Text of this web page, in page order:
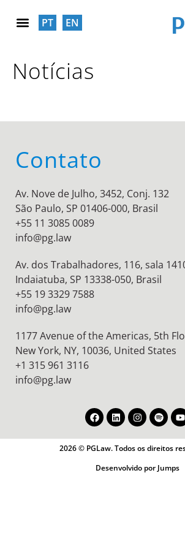
PT EN
Notícias
Contato
Av. Nove de Julho, 3452, Conj. 132
São Paulo, SP 01406-000, Brasil
+55 11 3085 0089
info@pg.law
Av. dos Trabalhadores, 116, sala
Indaiatuba, SP 13338-050, Brasil
+55 19 3329 7588
info@pg.law
1177 Avenue of the Americas, 5th
New York, NY, 10036, United States
+1 315 961 3116
info@pg.law
2026 © PGLaw. Todos os direitos
Desenvolvido por Jumps